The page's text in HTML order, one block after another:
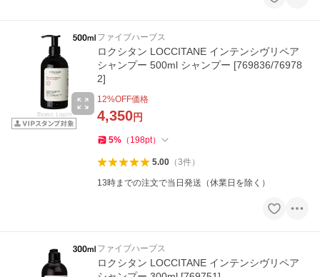
ファイブハーブス
ロクシタン LOCCITANE インテンシヴリペア
シャンプー 500ml シャンプー [769836/76978
2]
12%OFF価格
4,350円
5% （ 198pt）
5.00（3件）
13時までの注文で当日発送（休業日を除く）
ファイブハーブス
ロクシタン LOCCITANE インテンシヴリペア